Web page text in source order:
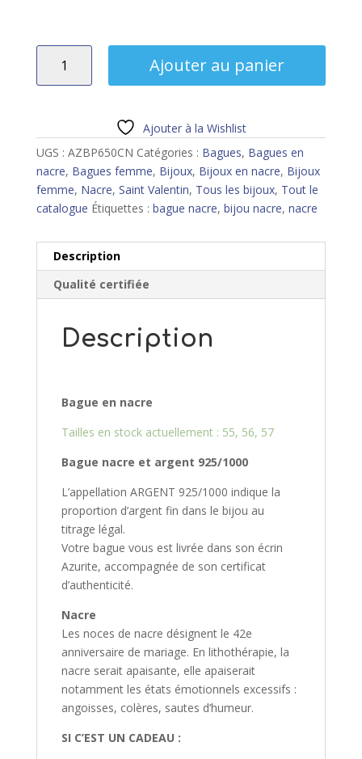
Ajouter au panier
Ajouter à la Wishlist
UGS : AZBP650CN Catégories : Bagues, Bagues en
nacre, Bagues femme, Bijoux, Bijoux en nacre, Bijoux
femme, Nacre, Saint Valentin, Tous les bijoux, Tout le
catalogue Étiquettes : bague nacre, bijou nacre, nacre
Description
Qualité certifiée
Description
Bague en nacre
Tailles en stock actuellement : 55, 56, 57
Bague nacre et argent 925/1000
L’appellation ARGENT 925/1000 indique la
proportion d’argent fin dans le bijou au
titrage légal.
Votre bague vous est livrée dans son écrin
Azurite, accompagnée de son certificat
d’authenticité.
Nacre
Les noces de nacre désignent le 42e
anniversaire de mariage. En lithothérapie, la
nacre serait apaisante, elle apaiserait
notamment les états émotionnels excessifs :
angoisses, colères, sautes d’humeur.
SI C’EST UN CADEAU :